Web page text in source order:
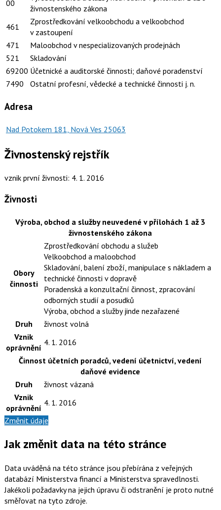
00
živnostenského zákona
461
Zprostředkování velkoobchodu a velkoobchod
v zastoupení
471
Maloobchod v nespecializovaných prodejnách
521
Skladování
69200 Účetnické a auditorské činnosti; daňové poradenství
7490
Ostatní profesní, vědecké a technické činnosti j. n.
Adresa
Nad Potokem 181, Nová Ves 25063
Živnostenský rejstřík
vznik první živnosti: 4. 1. 2016
Živnosti
Výroba, obchod a služby neuvedené v přílohách 1 až 3
živnostenského zákona
Obory
činnosti
Zprostředkování obchodu a služeb
Velkoobchod a maloobchod
Skladování, balení zboží, manipulace s nákladem a
technické činnosti v dopravě
Poradenská a konzultační činnost, zpracování
odborných studií a posudků
Výroba, obchod a služby jinde nezařazené
Druh
živnost volná
Vznik
oprávnění
4. 1. 2016
Činnost účetních poradců, vedení účetnictví, vedení
daňové evidence
Druh
živnost vázaná
Vznik
oprávnění
4. 1. 2016
Změnit údaje
Jak změnit data na této stránce
Data uváděná na této stránce jsou přebírána z veřejných
databází Ministerstva financí a Ministerstva spravedlnosti.
Jakékoli požadavky na jejich úpravu či odstranění je proto nutné
směřovat na tyto zdroje.